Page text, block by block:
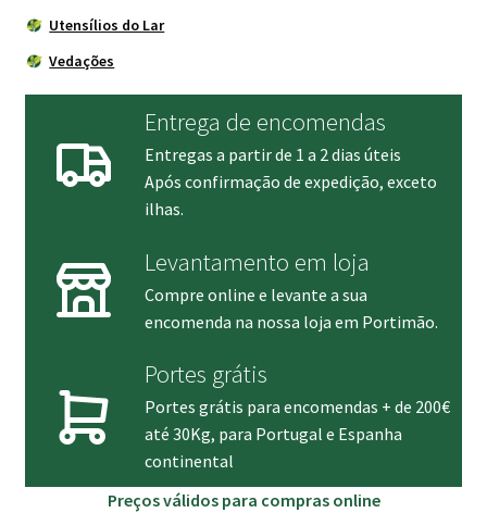
Utensílios do Lar
Vedações
Entrega de encomendas
Entregas a partir de 1 a 2 dias úteis
Após confirmação de expedição, exceto
ilhas.
Levantamento em loja
Compre online e levante a sua
encomenda na nossa loja em Portimão.
Portes grátis
Portes grátis para encomendas + de 200€
até 30Kg, para Portugal e Espanha
continental
Preços válidos para compras online